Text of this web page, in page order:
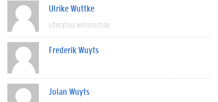
Ulrike Wuttke
Literatuurwetenschap
Frederik Wuyts
Jolan Wuyts